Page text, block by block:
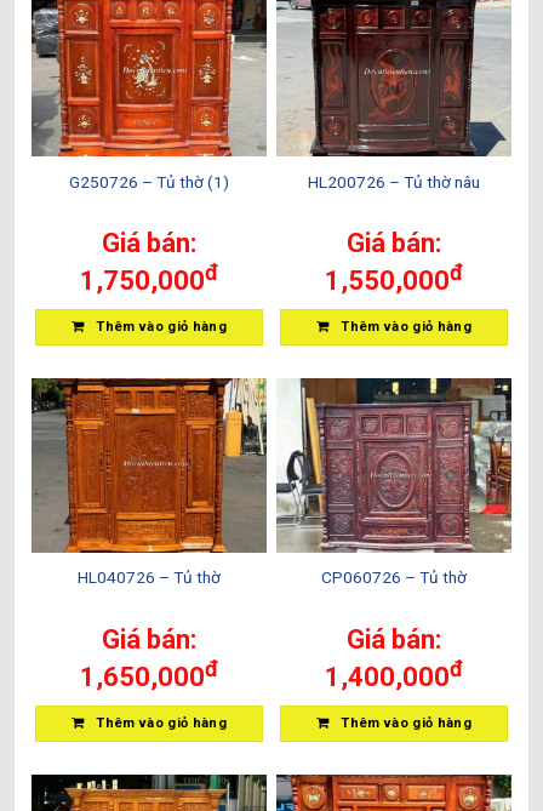
G250726 – Tủ thờ (1)
Giá bán:
1,750,000đ
Thêm vào giỏ hàng
HL200726 – Tủ thờ nâu
Giá bán:
1,550,000đ
Thêm vào giỏ hàng
HL040726 – Tủ thờ
Giá bán:
1,650,000đ
Thêm vào giỏ hàng
CP060726 – Tủ thờ
Giá bán:
1,400,000đ
Thêm vào giỏ hàng